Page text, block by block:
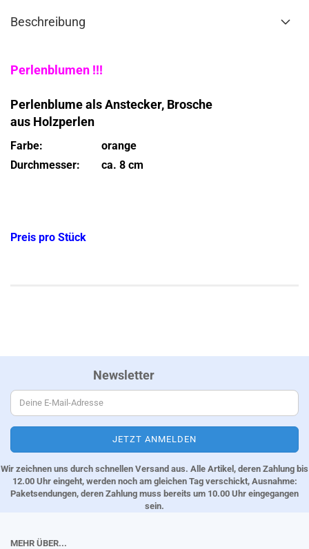
Beschreibung
Perlenblumen !!!
Perlenblume als Anstecker, Brosche
aus Holzperlen
Farbe:
orange
Durchmesser:
ca. 8 cm
Preis pro Stück
Newsletter
Wir zeichnen uns durch schnellen Versand aus. Alle Artikel, deren Zahlung bis
12.00 Uhr eingeht, werden noch am gleichen Tag verschickt, Ausnahme:
Paketsendungen, deren Zahlung muss bereits um 10.00 Uhr eingegangen
sein.
MEHR ÜBER...